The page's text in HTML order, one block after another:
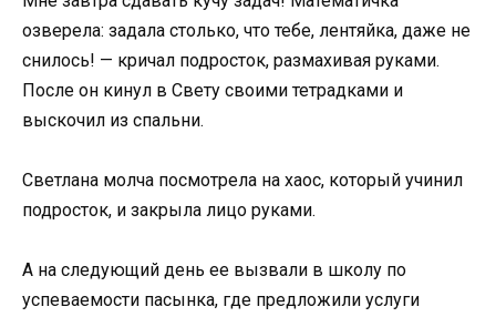
озверела: задала столько, что тебе, лентяйка, даже не
снилось! — кричал подросток, размахивая руками.
После он кинул в Свету своими тетрадками и
выскочил из спальни.
Светлана молча посмотрела на хаос, который учинил
подросток, и закрыла лицо руками.
А на следующий день ее вызвали в школу по
успеваемости пасынка, где предложили услуги